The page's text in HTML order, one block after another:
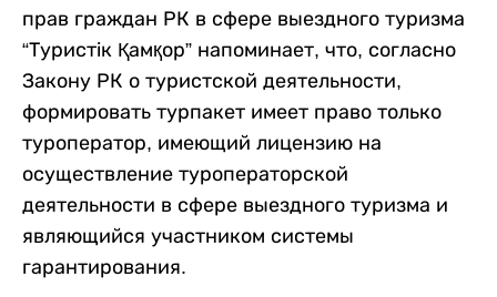
прав граждан РК в сфере выездного туризма
“Туристік Қамқор” напоминает, что, согласно
Закону РК о туристской деятельности,
формировать турпакет имеет право только
туроператор, имеющий лицензию на
осуществление туроператорской
деятельности в сфере выездного туризма и
являющийся участником системы
гарантирования.